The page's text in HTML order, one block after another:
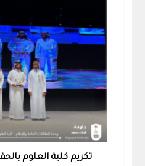
تكريم كلية العلوم